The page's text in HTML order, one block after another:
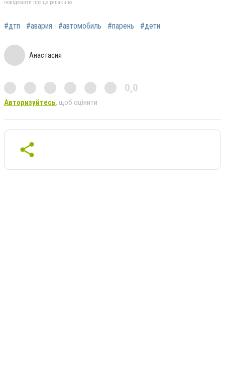
повідомити про це редакцію
#дтп #авария #автомобиль #парень #дети
Анастасия
0,0
Авторизуйтесь, щоб оцінити